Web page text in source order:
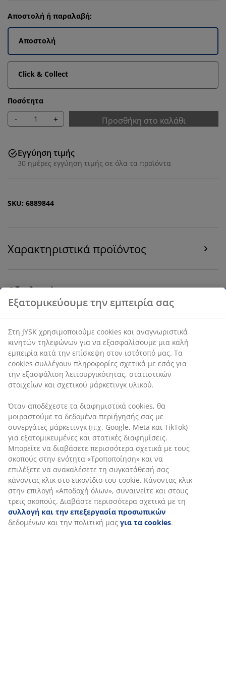
Αποστολή ή παραλαβή;
Αποστολή
Click & Collect
Ποσότητα
- + Προσθήκη στο καλάθι
Εγγύηση τιμής
30 ημέρες εγγύηση τιμής σε όλα τα προϊόντα
SKU: 6889844
Χαρακτηριστικά προϊόντος
Αξιολογήσεις
(6)
Αποστολή
Εξατομικεύουμε την εμπειρία σας
Στη JYSK χρησιμοποιούμε cookies και αναγνωριστικά
κινητών τηλεφώνων για να εξασφαλίσουμε μια καλή
εμπειρία κατά την επίσκεψη στον ιστότοπό μας. Τα
cookies συλλέγουν πληροφορίες σχετικά με εσάς για
την εξασφάλιση λειτουργικότητας, στατιστικών
στοιχείων και σχετικού μάρκετινγκ υλικού.
Όταν αποδέχεστε τα διαφημιστικά cookies, θα
μοιραστούμε τα δεδομένα περιήγησής σας με
συνεργάτες μάρκετινγκ (π.χ. Google, Meta και TikTok)
για εξατομικευμένες και στατικές διαφημίσεις.
Μπορείτε να διαβάσετε περισσότερα σχετικά με τους
σκοπούς στην ενότητα «Τροποποίηση» και να
επιλέξετε να ανακαλέσετε τη συγκατάθεσή σας
κάνοντας κλικ στο εικονίδιο του cookie. Κάνοντας κλικ
στην επιλογή «Αποδοχή όλων», συναινείτε και στους
τρεις σκοπούς. Διαβάστε περισσότερα σχετικά με τη
συλλογή και την επεξεργασία προσωπικών
δεδομένων και την πολιτική μας για τα cookies.